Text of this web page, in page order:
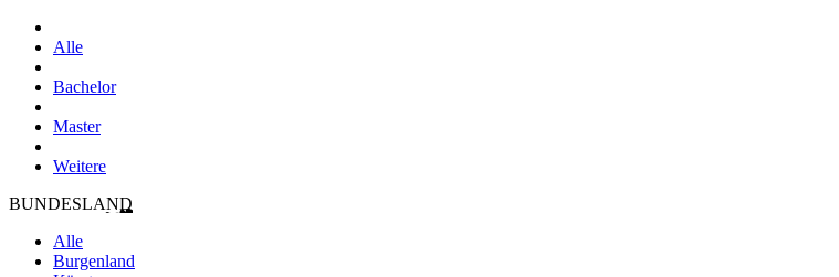
Alle
Bachelor
Master
Weitere
BUNDESLAND
Alle
Burgenland